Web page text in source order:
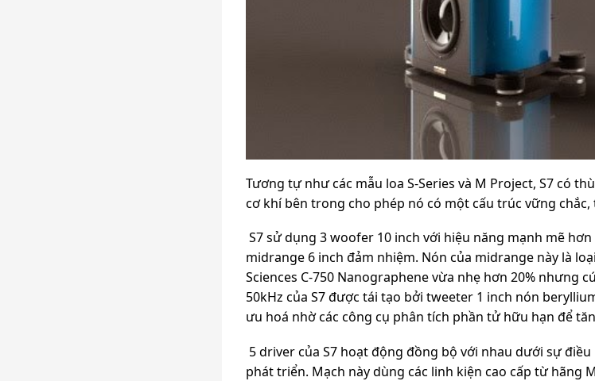
Tương tự như các mẫu loa S-Series và M Project, S7 có
cơ khí bên trong cho phép nó có một cấu trúc vững
S7 sử dụng 3 woofer 10 inch với hiệu năng mạnh mẽ
midrange 6 inch đảm nhiệm. Nón của midrange này là
Sciences C-750 Nanographene vừa nhẹ hơn 20% nhưng
50kHz của S7 được tái tạo bởi tweeter 1 inch nón
ưu hoá nhờ các công cụ phân tích phần tử hữu hạn để
5 driver của S7 hoạt động đồng bộ với nhau dưới sự
phát triển. Mạch này dùng các linh kiện cao cấp từ hãng